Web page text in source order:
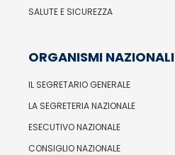
SALUTE E SICUREZZA
ORGANISMI NAZIONALI
IL SEGRETARIO GENERALE
LA SEGRETERIA NAZIONALE
ESECUTIVO NAZIONALE
CONSIGLIO NAZIONALE